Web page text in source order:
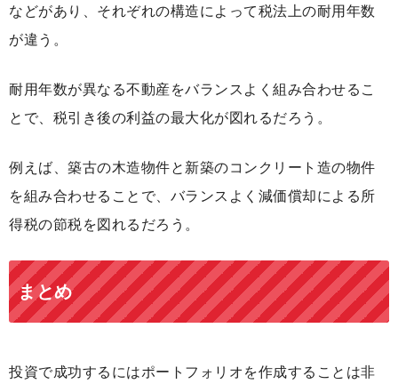
などがあり、それぞれの構造によって税法上の耐用年数
が違う。
耐用年数が異なる不動産をバランスよく組み合わせるこ
とで、税引き後の利益の最大化が図れるだろう。
例えば、築古の木造物件と新築のコンクリート造の物件
を組み合わせることで、バランスよく減価償却による所
得税の節税を図れるだろう。
まとめ
投資で成功するにはポートフォリオを作成することは非